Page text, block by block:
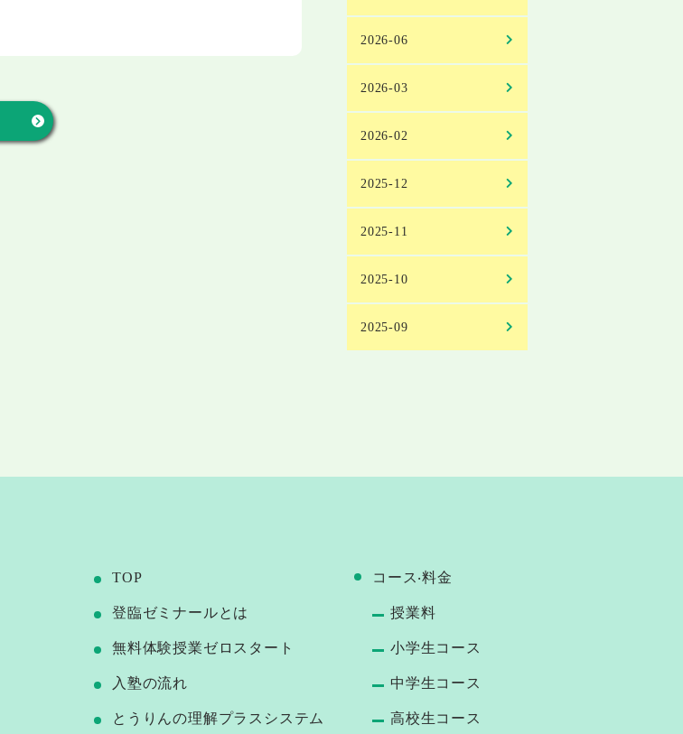
2026-06
2026-03
2026-02
2025-12
2025-11
2025-10
2025-09
TOP
登臨ゼミナールとは
無料体験授業ゼロスタート
⼊塾の流れ
とうりんの理解プラスシステム
コース‧料⾦
授業料
小学生コース
中学生コース
高校生コース